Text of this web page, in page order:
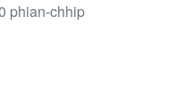
phian-chhip